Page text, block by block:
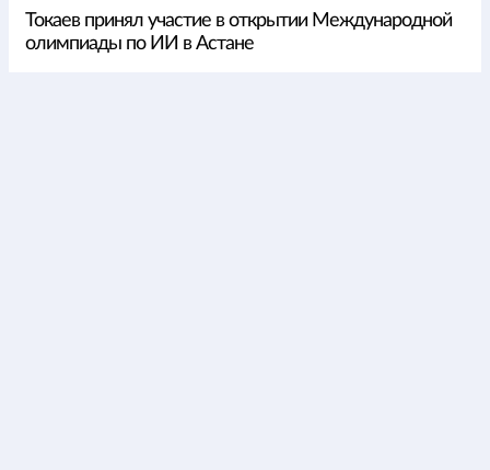
Токаев принял участие в открытии Международной
олимпиады по ИИ в Астане